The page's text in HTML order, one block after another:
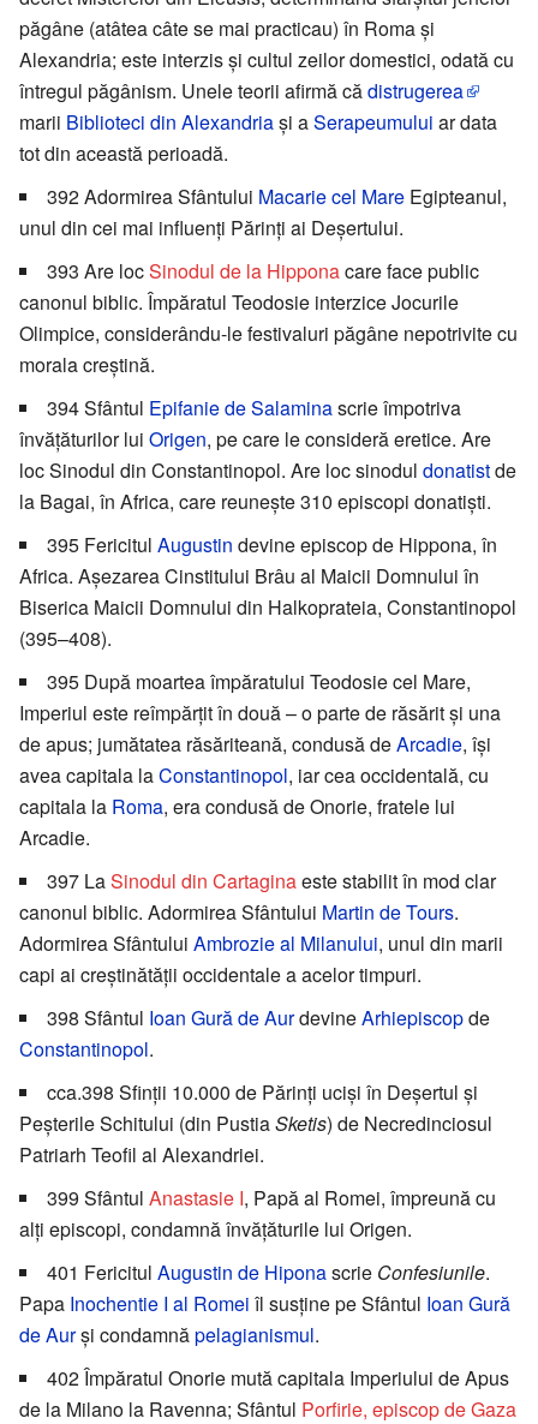
păgâne (atâtea câte se mai practicau) în Roma și
Alexandria; este interzis și cultul zeilor domestici, odată cu
întregul păgânism. Unele teorii afirmă cădistrugerea
marii Biblioteci din Alexandriași aSerapeumului ar data
tot din această perioadă.
392 Adormirea Sfântului Macarie cel Mare Egipteanul,
unul din cei mai influenți Părinți ai Deșertului.
393 Are locSinodul de la Hipponacare face public
canonul biblic. Împăratul Teodosie interzice Jocurile
Olimpice, considerându-le festivaluri păgâne nepotrivite cu
morala creștină.
394 Sfântul Epifanie de Salaminascrie împotriva
învățăturilor lui Origen, pe care le consideră eretice. Are
loc Sinodul din Constantinopol. Are loc sinodul donatistde
la Bagai, în Africa, care reunește 310 episcopi donatiști.
395 Fericitul Augustin devine episcop de Hippona, în
Africa. Așezarea Cinstitului Brâu al Maicii Domnului în
Biserica Maicii Domnului din Halkoprateia, Constantinopol
(395–408).
395 După moartea împăratului Teodosie cel Mare,
Imperiul este reîmpărțit în două – o parte de răsărit și una
de apus; jumătatea răsăriteană, condusă deArcadie, își
avea capitala laConstantinopol, iar cea occidentală, cu
capitala la Roma, era condusă de Onorie, fratele lui
Arcadie.
397 LaSinodul din Cartaginaeste stabilit în mod clar
canonul biblic. Adormirea Sfântului Martin de Tours.
Adormirea Sfântului Ambrozie al Milanului, unul din marii
capi ai creștinătății occidentale a acelor timpuri.
398 Sfântul Ioan Gură de AurdevineArhiepiscopde
Constantinopol.
cca.398 Sfinții 10.000 de Părinți uciși în Deșertul și
Peșterile Schitului (din PustiaSketis) de Necredinciosul
Patriarh Teofil al Alexandriei.
399 Sfântul Anastasie I, Papă al Romei, împreună cu
alți episcopi, condamnă învățăturile lui Origen.
401 Fericitul Augustin de Hiponascrie Confesiunile.
Papa Inochentie I al Romei îl susține pe Sfântul Ioan Gură
de Aurși condamnăpelagianismul.
402 Împăratul Onorie mută capitala Imperiului de Apus
de la Milano la Ravenna; Sfântul Porfirie, episcop de Gaza